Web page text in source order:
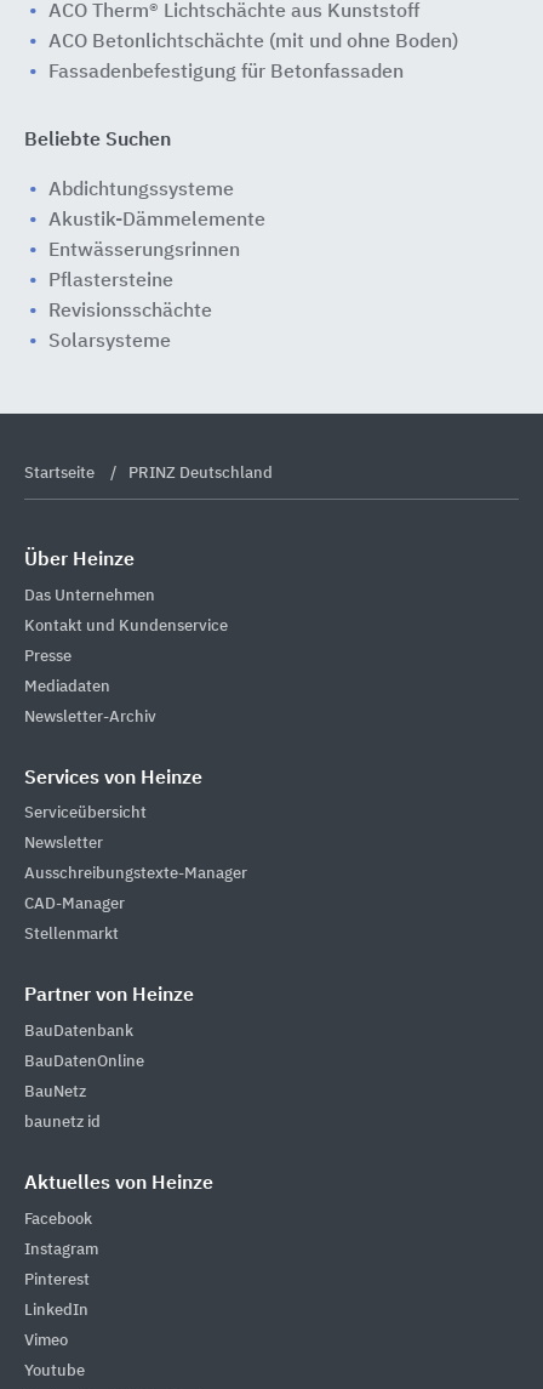
ACO Therm® Lichtschächte aus Kunststoff
ACO Betonlichtschächte (mit und ohne Boden)
Fassadenbefestigung für Betonfassaden
Beliebte Suchen
Abdichtungssysteme
Akustik-Dämmelemente
Entwässerungsrinnen
Pflastersteine
Revisionsschächte
Solarsysteme
Startseite PRINZ Deutschland
Über Heinze
Das Unternehmen
Kontakt und Kundenservice
Presse
Mediadaten
Newsletter-Archiv
Services von Heinze
Serviceübersicht
Newsletter
Ausschreibungstexte-Manager
CAD-Manager
Stellenmarkt
Partner von Heinze
BauDatenbank
BauDatenOnline
BauNetz
baunetz id
Aktuelles von Heinze
Facebook
Instagram
Pinterest
LinkedIn
Vimeo
Youtube